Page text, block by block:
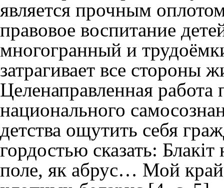
является прочным
правовое воспитание
многогранный и
затрагивает все стороны
Целенаправленная
национального
детства ощутить себя
гордостью сказать: Блакіт
поле, як абрус… Мой